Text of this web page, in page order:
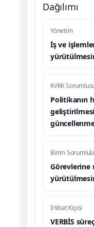
Dağılımı
Yönetim
İş ve
KVKK
Politikanın
Birim
Görevlerine
İrtibat Kişisi
VERBİS